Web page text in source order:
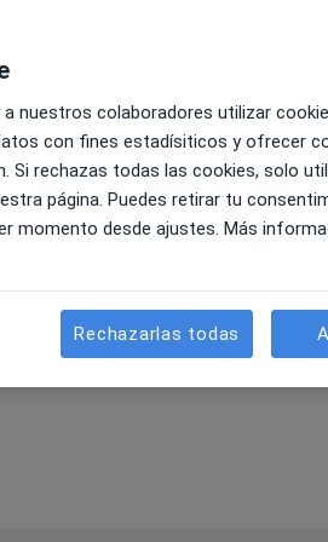
Prueba la videoconsulta
de cita online no está
Pedir una cita
nuestros colaboradores utilizar
con fines estadísiticos y ofrecer
Si rechazas todas las cookies, solo
página. Puedes retirar tu
momento desde ajustes. Más
Rechazarlas todas